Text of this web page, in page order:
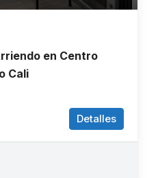
en Centro
Cali
Detalles